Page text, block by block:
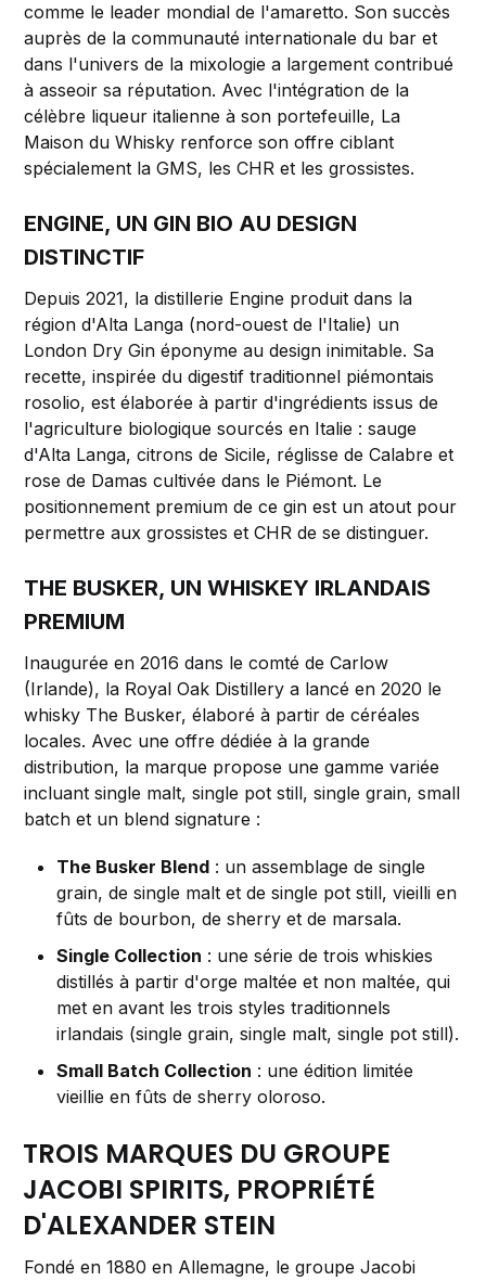
comme le leader mondial de l'amaretto. Son succès
auprès de la communauté internationale du bar et
dans l'univers de la mixologie a largement contribué
à asseoir sa réputation. Avec l'intégration de la
célèbre liqueur italienne à son portefeuille, La
Maison du Whisky renforce son offre ciblant
spécialement la GMS, les CHR et les grossistes.
ENGINE, UN GIN BIO AU DESIGN
DISTINCTIF
Depuis 2021, la distillerie Engine produit dans la
région d'Alta Langa (nord-ouest de l'Italie) un
London Dry Gin éponyme au design inimitable. Sa
recette, inspirée du digestif traditionnel piémontais
rosolio, est élaborée à partir d'ingrédients issus de
l'agriculture biologique sourcés en Italie : sauge
d'Alta Langa, citrons de Sicile, réglisse de Calabre et
rose de Damas cultivée dans le Piémont. Le
positionnement premium de ce gin est un atout pour
permettre aux grossistes et CHR de se distinguer.
THE BUSKER, UN WHISKEY IRLANDAIS
PREMIUM
Inaugurée en 2016 dans le comté de Carlow
(Irlande), la Royal Oak Distillery a lancé en 2020 le
whisky The Busker, élaboré à partir de céréales
locales. Avec une offre dédiée à la grande
distribution, la marque propose une gamme variée
incluant single malt, single pot still, single grain, small
batch et un blend signature :
The Busker Blend : un assemblage de single
grain, de single malt et de single pot still, vieilli en
fûts de bourbon, de sherry et de marsala.
Single Collection : une série de trois whiskies
distillés à partir d'orge maltée et non maltée, qui
met en avant les trois styles traditionnels
irlandais (single grain, single malt, single pot still).
Small Batch Collection : une édition limitée
vieillie en fûts de sherry oloroso.
TROIS MARQUES DU GROUPE
JACOBI SPIRITS, PROPRIÉTÉ
D'ALEXANDER STEIN
Fondé en 1880 en Allemagne, le groupe Jacobi